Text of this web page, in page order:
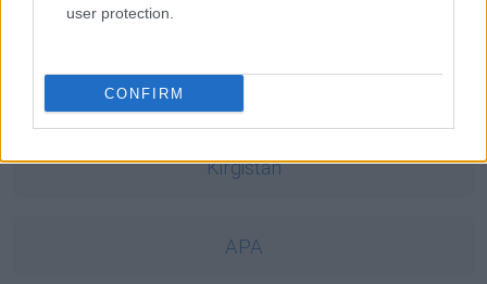
user protection.
CONFIRM
Kirgistan
APA